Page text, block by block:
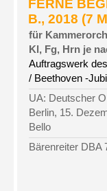
FERNE
B., 2018 (7
für
Kl, Fg, Hrn je
Auftragswerk
/ Beethoven -
UA: Deutscher
Berlin, 15.
Bello
Bärenreiter DBA